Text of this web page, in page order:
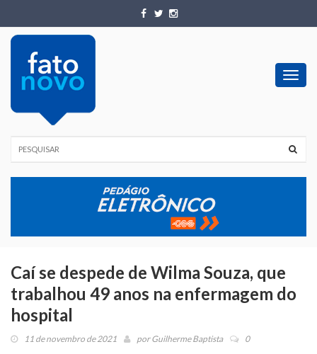
Caí se despede de Wilma Souza, que
trabalhou 49 anos na enfermagem do
hospital
11 de novembro de 2021 porGuilherme Baptista 0